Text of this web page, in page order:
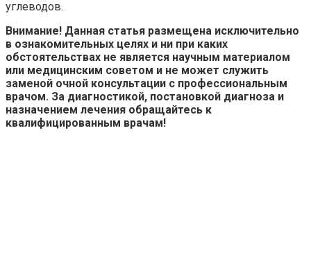
углеводов.
Внимание! Данная статья размещена исключительно
в ознакомительных целях и ни при каких
обстоятельствах не является научным материалом
или медицинским советом и не может служить
заменой очной консультации с профессиональным
врачом. За диагностикой, постановкой диагноза и
назначением лечения обращайтесь к
квалифицированным врачам!